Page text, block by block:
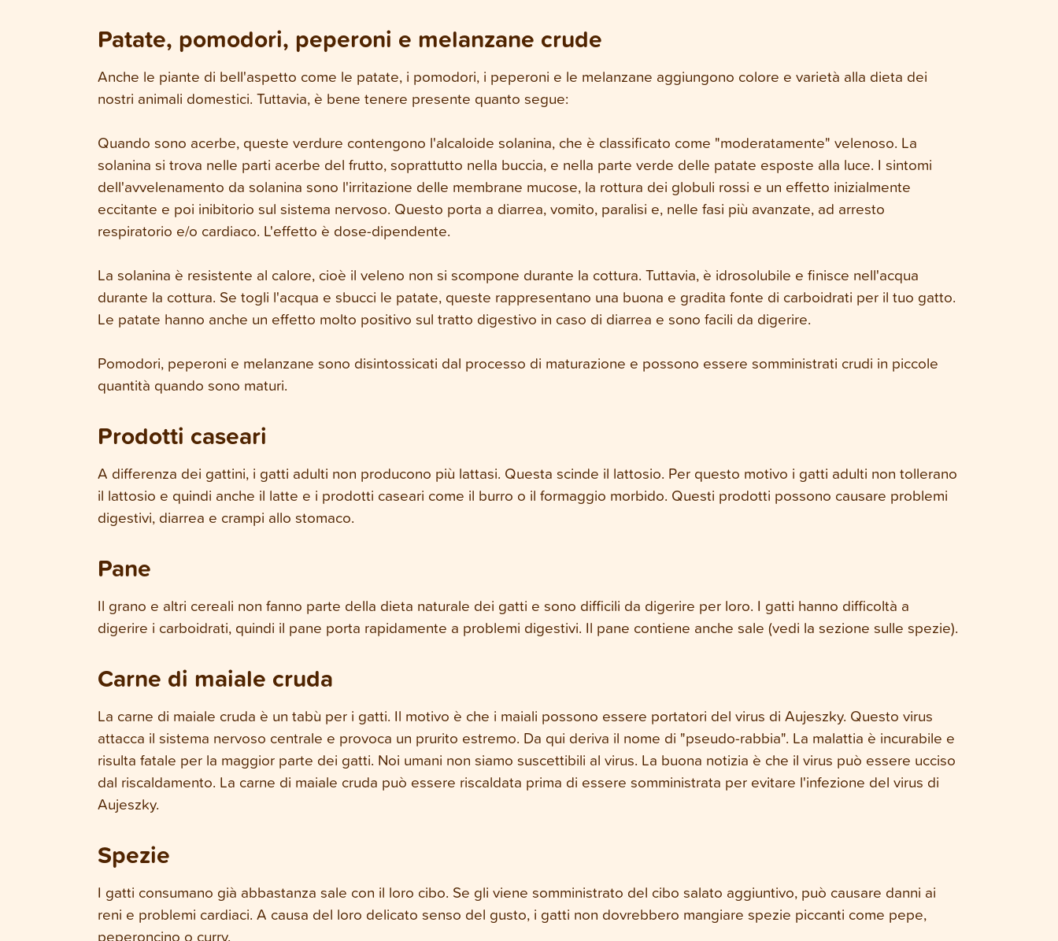
Patate, pomodori, peperoni e melanzane crude
Anche le piante di bell'aspetto come le patate, i pomodori, i peperoni e le melanzane aggiungono colore e varietà alla dieta dei
nostri animali domestici. Tuttavia, è bene tenere presente quanto segue:
Quando sono acerbe, queste verdure contengono l'alcaloide solanina, che è classificato come "moderatamente" velenoso. La
solanina si trova nelle parti acerbe del frutto, soprattutto nella buccia, e nella parte verde delle patate esposte alla luce. I sintomi
dell'avvelenamento da solanina sono l'irritazione delle membrane mucose, la rottura dei globuli rossi e un effetto inizialmente
eccitante e poi inibitorio sul sistema nervoso. Questo porta a diarrea, vomito, paralisi e, nelle fasi più avanzate, ad arresto
respiratorio e/o cardiaco. L'effetto è dose-dipendente.
La solanina è resistente al calore, cioè il veleno non si scompone durante la cottura. Tuttavia, è idrosolubile e finisce nell'acqua
durante la cottura. Se togli l'acqua e sbucci le patate, queste rappresentano una buona e gradita fonte di carboidrati per il tuo gatto.
Le patate hanno anche un effetto molto positivo sul tratto digestivo in caso di diarrea e sono facili da digerire.
Pomodori, peperoni e melanzane sono disintossicati dal processo di maturazione e possono essere somministrati crudi in piccole
quantità quando sono maturi.
Prodotti caseari
A differenza dei gattini, i gatti adulti non producono più lattasi. Questa scinde il lattosio. Per questo motivo i gatti adulti non tollerano
il lattosio e quindi anche il latte e i prodotti caseari come il burro o il formaggio morbido. Questi prodotti possono causare problemi
digestivi, diarrea e crampi allo stomaco.
Pane
Il grano e altri cereali non fanno parte della dieta naturale dei gatti e sono difficili da digerire per loro. I gatti hanno difficoltà a
digerire i carboidrati, quindi il pane porta rapidamente a problemi digestivi. Il pane contiene anche sale (vedi la sezione sulle spezie).
Carne di maiale cruda
La carne di maiale cruda è un tabù per i gatti. Il motivo è che i maiali possono essere portatori del virus di Aujeszky. Questo virus
attacca il sistema nervoso centrale e provoca un prurito estremo. Da qui deriva il nome di "pseudo-rabbia". La malattia è incurabile e
risulta fatale per la maggior parte dei gatti. Noi umani non siamo suscettibili al virus. La buona notizia è che il virus può essere ucciso
dal riscaldamento. La carne di maiale cruda può essere riscaldata prima di essere somministrata per evitare l'infezione del virus di
Aujeszky.
Spezie
I gatti consumano già abbastanza sale con il loro cibo. Se gli viene somministrato del cibo salato aggiuntivo, può causare danni ai
reni e problemi cardiaci. A causa del loro delicato senso del gusto, i gatti non dovrebbero mangiare spezie piccanti come pepe,
peperoncino o curry.